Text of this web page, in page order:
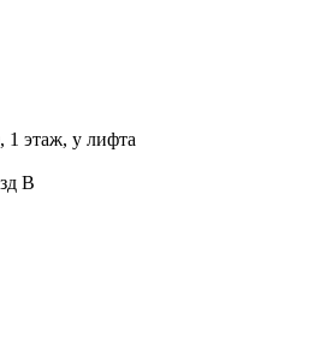
этаж, у лифта
В